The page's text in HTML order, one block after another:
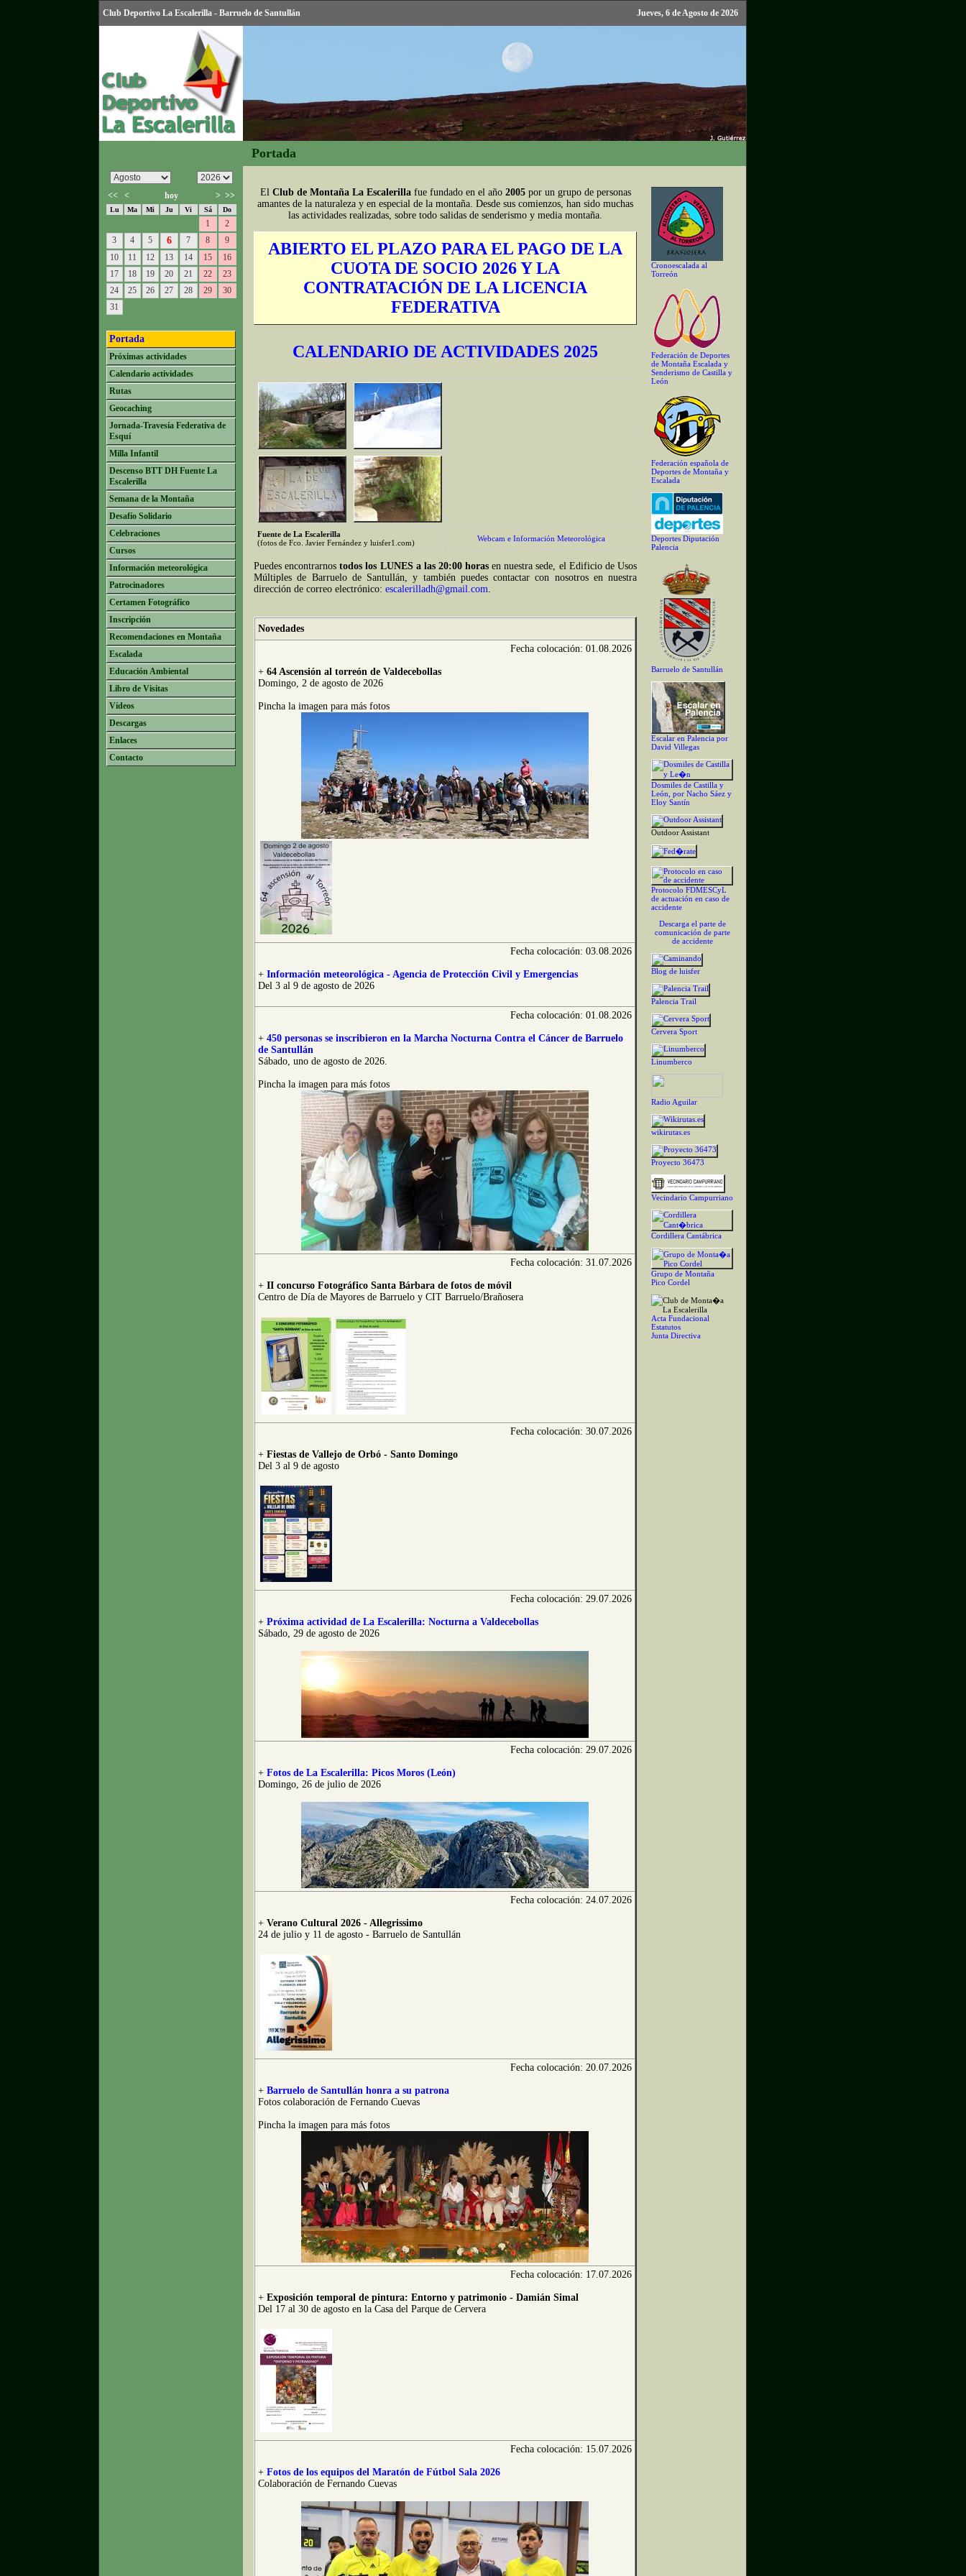
Club Deportivo La Escalerilla - Barruelo de Santullán Jueves, 6 de Agosto de 2026
Portada
<< < hoy > >>
Lu Ma Mi Ju Vi Sá Do
1
2
3
4 5 6 7 8
9
10
11 12 13 14 15
16
17
18 19 20 21 22
23
24
25 26 27 28 29
30
31
Portada
Próximas actividades
Calendario actividades
Rutas
Geocaching
Jornada-Travesía Federativa de
Esquí
Milla Infantil
Descenso BTT DH Fuente La
Escalerilla
Semana de la Montaña
Desafío Solidario
Celebraciones
Cursos
Información meteorológica
Patrocinadores
Certamen Fotográfico
Inscripción
Recomendaciones en Montaña
Escalada
Educación Ambiental
Libro de Visitas
Vídeos
Descargas
Enlaces
Contacto
El Club de Montaña La Escalerillafue fundado en el año2005por un grupo de personas
amantes de la naturaleza y en especial de la montaña. Desde sus comienzos, han sido muchas
las actividades realizadas, sobre todo salidas de senderismo y media montaña.
ABIERTO EL PLAZO PARA EL PAGO DE LA
CUOTA DE SOCIO 2026 Y LA
CONTRATACIÓN DE LA LICENCIA
FEDERATIVA
CALENDARIO DE ACTIVIDADES 2025
Fuente de La Escalerilla
(fotos de Fco. Javier Fernández y luisfer1.com)
Webcam e Información Meteorológica
Puedes encontrarnostodos los LUNES a las 20:00 horasen nuestra sede, el Edificio de Usos
Múltiples de Barruelo de Santullán, y también puedes contactar con nosotros en nuestra
dirección de correo electrónico: escalerilladh@gmail.com.
Novedades
Fecha colocación: 01.08.2026
+ 64 Ascensión al torreón de Valdecebollas
Domingo, 2 de agosto de 2026
Pincha la imagen para más fotos
Fecha colocación: 03.08.2026
+ Información meteorológica - Agencia de Protección Civil y Emergencias
Del 3 al 9 de agosto de 2026
Fecha colocación: 01.08.2026
+ 450 personas se inscribieron en la Marcha Nocturna Contra el Cáncer de Barruelo
de Santullán
Sábado, uno de agosto de 2026.
Pincha la imagen para más fotos
Fecha colocación: 31.07.2026
+ II concurso Fotográfico Santa Bárbara de fotos de móvil
Centro de Día de Mayores de Barruelo y CIT Barruelo/Brañosera
Fecha colocación: 30.07.2026
+ Fiestas de Vallejo de Orbó - Santo Domingo
Del 3 al 9 de agosto
Fecha colocación: 29.07.2026
+ Próxima actividad de La Escalerilla: Nocturna a Valdecebollas
Sábado, 29 de agosto de 2026
Fecha colocación: 29.07.2026
+ Fotos de La Escalerilla: Picos Moros (León)
Domingo, 26 de julio de 2026
Fecha colocación: 24.07.2026
+ Verano Cultural 2026 - Allegrissimo
24 de julio y 11 de agosto - Barruelo de Santullán
Fecha colocación: 20.07.2026
+ Barruelo de Santullán honra a su patrona
Fotos colaboración de Fernando Cuevas
Pincha la imagen para más fotos
Fecha colocación: 17.07.2026
+ Exposición temporal de pintura: Entorno y patrimonio - Damián Simal
Del 17 al 30 de agosto en la Casa del Parque de Cervera
Fecha colocación: 15.07.2026
+ Fotos de los equipos del Maratón de Fútbol Sala 2026
Colaboración de Fernando Cuevas
Cronoescalada al
Torreón
Federación de Deportes
de Montaña Escalada y
Senderismo de Castilla y
León
Federación española de
Deportes de Montaña y
Escalada
Deportes Diputación
Palencia
Barruelo de Santullán
Escalar en Palencia por
David Villegas
Dosmiles de Castilla y
León, por Nacho Sáez y
Eloy Santín
Outdoor Assistant
Protocolo FDMESCyL
de actuación en caso de
accidente
Descarga el parte de
comunicación de parte
de accidente
Blog de luisfer
Palencia Trail
Cervera Sport
Linumberco
Radio Aguilar
wikirutas.es
Proyecto 36473
Vecindario Campurriano
Cordillera Cantábrica
Grupo de Montaña
Pico Cordel
Acta Fundacional
Estatutos
Junta Directiva